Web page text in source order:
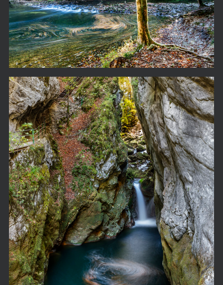
Gorge de l'areuse 16-10-10-1874